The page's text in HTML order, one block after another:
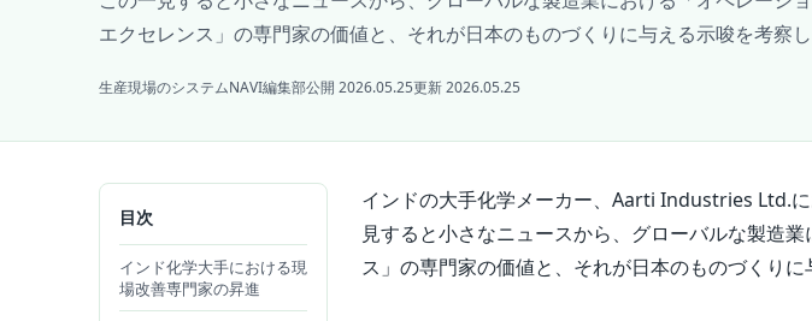
エクセレンス」の専門家の価値と、それが日本のものづくりに与える示唆を考察
生産現場のシステムNAVI編集部公開 2026.05.25更新 2026.05.25
目次
インド化学大手における現
場改善専門家の昇進
インドの大手化学メーカー、Aarti Industries Ltd.
見すると小さなニュースから、グローバルな製造
ス」の専門家の価値と、それが日本のものづくりに